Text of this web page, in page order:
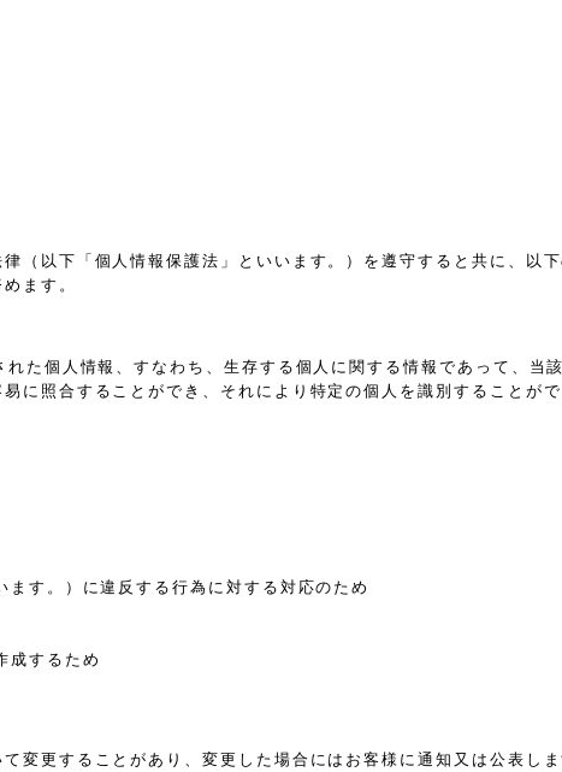
（以下「個人情報保護法」といいます。）を遵守すると共に、以
ます。
た個人情報、すなわち、生存する個人に関する情報であって、当
に照合することができ、それにより特定の個人を識別することが
す。）に違反する行為に対する対応のため
成するため
変更することがあり、変更した場合にはお客様に通知又は公表しま